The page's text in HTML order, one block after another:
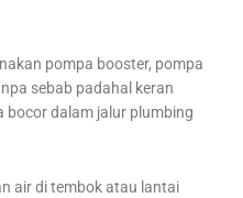
pompa booster, pompa
sebab padahal keran
bocor dalam jalur plumbing
air di tembok atau lantai